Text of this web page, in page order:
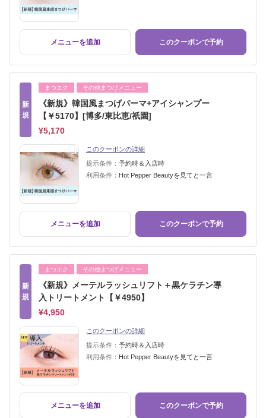
メニューを追加 このクーポンで予約
新
規
まつエク その他まつげメニュー
《新規》韓国風まつげパーマ+アイシャンプー
【￥5170】[博多/東比恵/祇園]
¥5,170
このクーポンの詳細
提示条件： 予約時＆入店時
利用条件： Hot Pepper Beautyを見てと一言
メニューを追加 このクーポンで予約
新
規
まつエク その他まつげメニュー
《新規》メーテルラッシュリフト＋黒ケラチン導
入トリートメント【￥4950】
¥4,950
このクーポンの詳細
提示条件： 予約時＆入店時
利用条件： Hot Pepper Beautyを見てと一言
メニューを追加 このクーポンで予約